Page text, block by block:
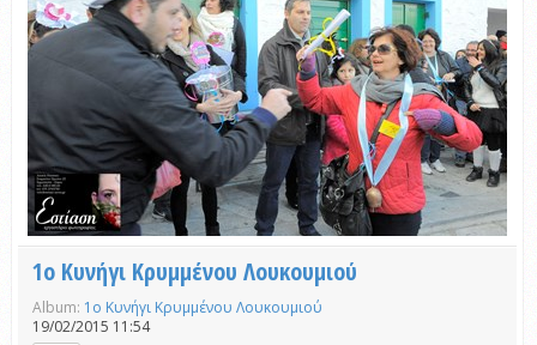
1ο Κυνήγι Κρυμμένου Λουκουμιού
Album: 1ο Κυνήγι Κρυμμένου Λουκουμιού
19/02/2015 11:54